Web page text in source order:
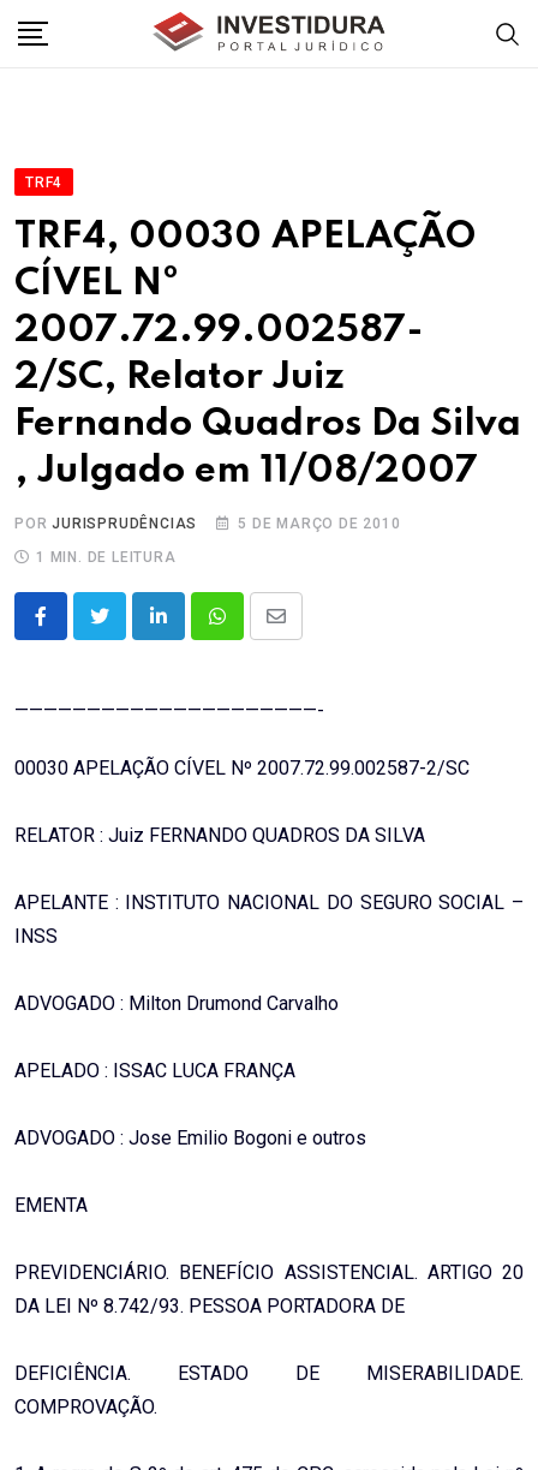
TRF4
TRF4, 00030 APELAÇÃO
CÍVEL Nº
2007.72.99.002587-
2/SC, Relator Juiz
Fernando Quadros Da Silva
, Julgado em 11/08/2007
PORJURISPRUDÊNCIAS
5 DE MARÇO DE 2010
1 MIN. DE LEITURA
LinkedInWhatsappShare
—————————————————————-
00030 APELAÇÃO CÍVEL Nº 2007.72.99.002587-2/SC
RELATOR : Juiz FERNANDO QUADROS DA SILVA
APELANTE : INSTITUTO NACIONAL DO SEGURO SOCIAL –
INSS
ADVOGADO : Milton Drumond Carvalho
APELADO : ISSAC LUCA FRANÇA
ADVOGADO : Jose Emilio Bogoni e outros
EMENTA
PREVIDENCIÁRIO. BENEFÍCIO ASSISTENCIAL. ARTIGO 20
DA LEI Nº 8.742/93. PESSOA PORTADORA DE
DEFICIÊNCIA. ESTADO DE MISERABILIDADE.
COMPROVAÇÃO.